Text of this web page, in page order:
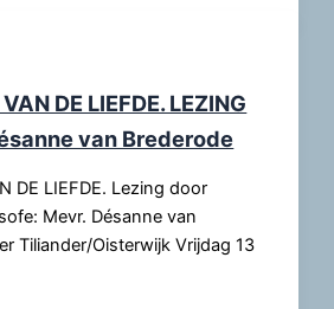
DE LIEFDE. LEZING
van Brederode
DE LIEFDE. Lezing door
Mevr. Désanne van
Tiliander/Oisterwijk Vrijdag 13